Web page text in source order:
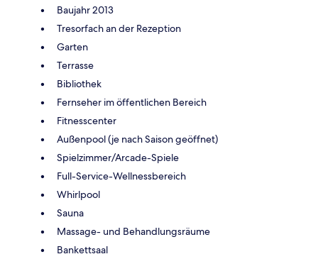
Baujahr 2013
Tresorfach an der Rezeption
Garten
Terrasse
Bibliothek
Fernseher im öffentlichen Bereich
Fitnesscenter
Außenpool (je nach Saison geöffnet)
Spielzimmer/Arcade-Spiele
Full-Service-Wellnessbereich
Whirlpool
Sauna
Massage- und Behandlungsräume
Bankettsaal